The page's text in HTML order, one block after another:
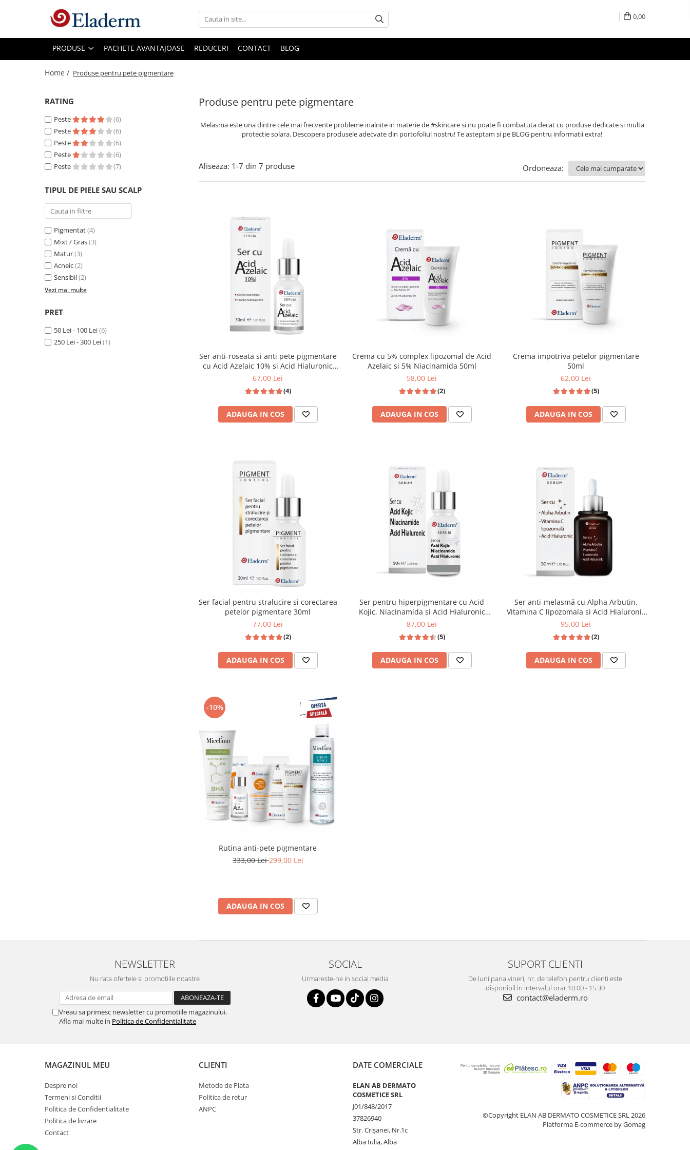
Creme cu protectie solara
Produse Hidratante
Produse Anticuperozice /
Antirozacee
Produse Anti sebum
Produse Antiacnee
Produse Par si Scalp
Lotiuni tonice
Produse pentru curatare
Creme Emoliente
Creme cu Uree
Produse pentru pete pigmentare
0,00
PRODUSE PACHETE AVANTAJOASE REDUCERI CONTACT BLOG
Home / Produse pentru pete pigmentare
Produse pentru pete pigmentare
Melasma este una dintre cele mai frecvente probleme inalnite in materie de #skincare si nu poate fi combatuta decat cu produse dedicate si multa
protectie solara. Descopera produsele adecvate din portofoliul nostru! Te asteptam si pe BLOG pentru informatii extra!
RATING
Peste
(6)
Peste
(6)
Peste
(6)
Peste
(6)
Peste
(7)
TIPUL DE PIELE SAU SCALP
Pigmentat(4)
Mixt / Gras(3)
Matur(3)
Acneic(2)
Sensibil(2)
Vezi mai multe
PRET
50 Lei - 100 Lei(6)
250 Lei - 300 Lei(1)
Afiseaza: 1-7 din 7 produse Ordoneaza:
Ser anti-roseata si anti pete pigmentare
cu Acid Azelaic 10% si Acid Hialuronic
30ml
67,00 Lei
(4)
ADAUGA IN COS
Crema cu 5% complex lipozomal de Acid
Azelaic si 5% Niacinamida 50ml
58,00 Lei
(2)
ADAUGA IN COS
Crema impotriva petelor pigmentare
50ml
62,00 Lei
(5)
ADAUGA IN COS
Ser facial pentru stralucire si corectarea
petelor pigmentare 30ml
77,00 Lei
(2)
ADAUGA IN COS
Ser pentru hiperpigmentare cu Acid
Kojic, Niacinamida si Acid Hialuronic
30ml
87,00 Lei
(5)
ADAUGA IN COS
Ser anti-melasmă cu Alpha Arbutin,
Vitamina C lipozomala si Acid Hialuronic
30ml
95,00 Lei
(2)
ADAUGA IN COS
-10%
Rutina anti-pete pigmentare
333,00 Lei299,00 Lei
ADAUGA IN COS
NEWSLETTER
Nu rata ofertele si promotiile noastre
Vreau sa primesc newsletter cu promotiile magazinului.
Afla mai multe in Politica de Confidentialitate
SOCIAL
Urmareste-ne in social media
SUPORT CLIENTI
De luni pana vineri, nr. de telefon pentru clienti este
disponibil in intervalul orar 10:00 - 15:30
contact@eladerm.ro
MAGAZINUL MEU
Despre noi
Termeni si Conditii
Politica de Confidentialitate
Politica de livrare
Contact
CLIENTI
Metode de Plata
Politica de retur
ANPC
DATE COMERCIALE
ELAN AB DERMATO
COSMETICE SRL
J01/848/2017
37826940
Str. Crişanei, Nr.1c
Alba Iulia, Alba
©Copyright ELAN AB DERMATO COSMETICE SRL 2026
Platforma E-commerce by Gomag